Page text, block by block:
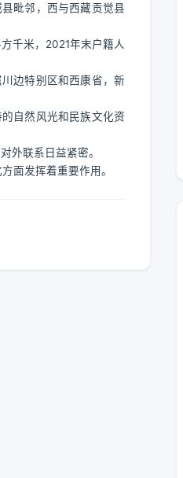
毗邻，西与西藏贡觉县
千米，2021年末户籍人
边特别区和西康省，新
自然风光和民族文化资
外联系日益紧密。
面发挥着重要作用。